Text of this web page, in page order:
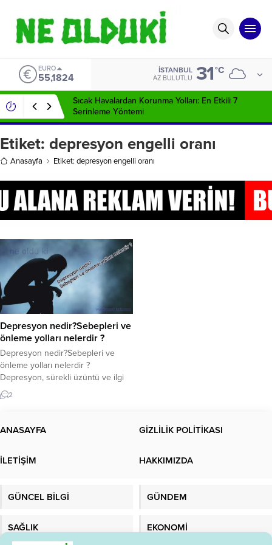
EURO
55,1824
İSTANBUL
AZ BULUTLU 31°C
Sıcak Havalardan Korunma Yolları: En Etkili 7
Serinleme Yöntemi
Etiket: depresyon engelli oranı
Anasayfa Etiket: depresyon engelli oranı
Depresyon nedir?Sebepleri ve
önleme yolları nelerdir ?
Depresyon nedir?Sebepleri ve
önleme yolları nelerdir ?
Depresyon, sürekli üzüntü ve ilgi
kaybına neden olan bir duygu
durum bozukluğudur. Depresyon
depresyon olarak da bilinir. Bu
davranışları etkilenebilir, bu da
hayatın yaşamaya...
2
ANASAYFA GİZLİLİK POLİTİKASI
İLETİŞİM HAKKIMIZDA
GÜNCEL BİLGİ GÜNDEM
SAĞLIK EKONOMİ